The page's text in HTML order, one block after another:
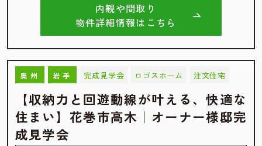
内観や間取り
物件詳細情報はこちら
奥州 岩手 完成見学会 ロゴスホーム 注文住宅
【収納力と回遊動線が叶える、快適な
住まい】花巻市高木｜オーナー様邸完
成見学会